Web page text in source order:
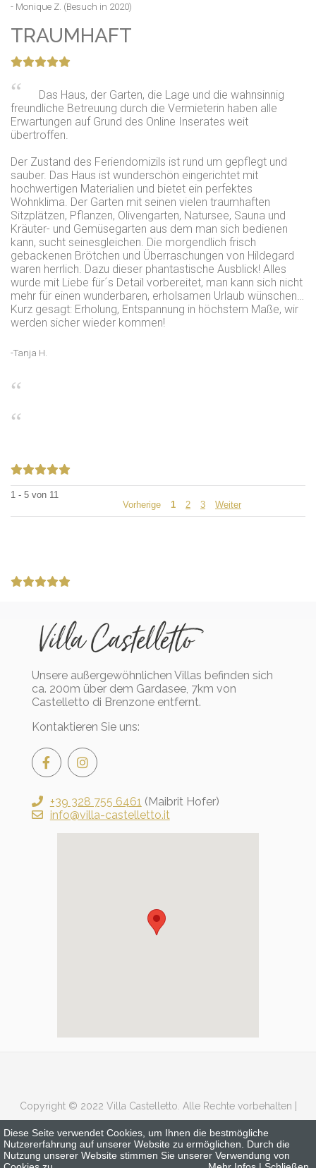
- Monique Z. (Besuch in 2020)
TRAUMHAFT
Das Haus, der Garten, die Lage und die wahnsinnig
freundliche Betreuung durch die Vermieterin haben alle
Erwartungen auf Grund des Online Inserates weit
übertroffen.
Der Zustand des Feriendomizils ist rund um gepflegt und
sauber. Das Haus ist wunderschön eingerichtet mit
hochwertigen Materialien und bietet ein perfektes
Wohnklima. Der Garten mit seinen vielen traumhaften
Sitzplätzen, Pflanzen, Olivengarten, Natursee, Sauna und
Kräuter- und Gemüsegarten aus dem man sich bedienen
kann, sucht seinesgleichen. Die morgendlich frisch
gebackenen Brötchen und Überraschungen von Hildegard
waren herrlich. Dazu dieser phantastische Ausblick! Alles
wurde mit Liebe für´s Detail vorbereitet, man kann sich nicht
mehr für einen wunderbaren, erholsamen Urlaub wünschen…
Kurz gesagt: Erholung, Entspannung in höchstem Maße, wir
werden sicher wieder kommen!
-Tanja H.
1 - 5 von 11
Vorherige
1 2 3 Weiter
Unsere außergewöhnlichen Villas befinden sich
ca. 200m über dem Gardasee, 7km von
Castelletto di Brenzone entfernt.
Kontaktieren Sie uns:
+39 328 755 6461 (Maibrit Hofer)
info@villa-castelletto.it
Copyright © 2022 Villa Castelletto. Alle Rechte vorbehalten |
Diese Seite verwendet Cookies, um Ihnen die bestmögliche
Nutzererfahrung auf unserer Website zu ermöglichen. Durch die
Nutzung unserer Website stimmen Sie unserer Verwendung von